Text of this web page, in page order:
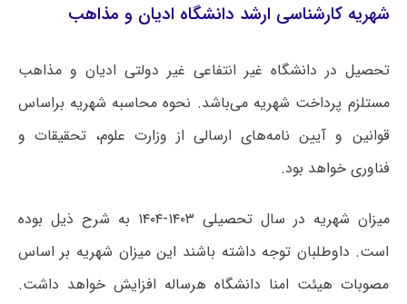
شهریه کارشناسی ارشد دانشگاه ادیان و مذاهب
تحصیل در دانشگاه غیر انتفاعی غیر دولتی ادیان و مذاهب
مستلزم پرداخت شهریه می‌باشد. نحوه محاسبه شهریه براساس
قوانین و آیین نامه‌های ارسالی از وزارت علوم، تحقیقات و
فناوری خواهد بود.
میزان شهریه در سال تحصیلی ۱۴۰۳-۱۴۰۴ به شرح ذیل بوده
است. داوطلبان توجه داشته باشند این میزان شهریه بر اساس
مصوبات هیئت امنا دانشگاه هرساله افزایش خواهد داشت.